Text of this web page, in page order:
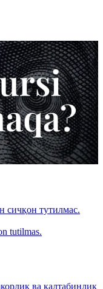
сичқон тутилмас.
tutilmas.
ва калтабинлик